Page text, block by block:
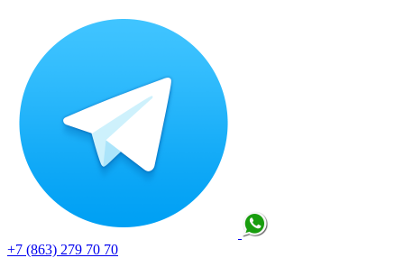
+7 (863) 279 70 70